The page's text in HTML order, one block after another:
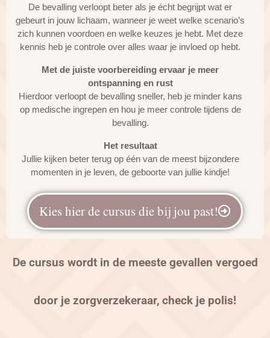
De bevalling verloopt beter als je écht begrijpt wat er
gebeurt in jouw lichaam, wanneer je weet welke scenario’s
zich kunnen voordoen en welke keuzes je hebt. Met deze
kennis heb je controle over alles waar je invloed op hebt.
Met de juiste voorbereiding ervaar je meer
ontspanning en rust
Hierdoor verloopt de bevalling sneller, heb je minder kans
op medische ingrepen en hou je meer controle tijdens de
bevalling.
Het resultaat
Jullie kijken beter terug op één van de meest bijzondere
momenten in je leven, de geboorte van jullie kindje!
Kies hier de cursus die bij jou past!
De cursus wordt in de meeste gevallen vergoed
door je zorgverzekeraar, check je polis!